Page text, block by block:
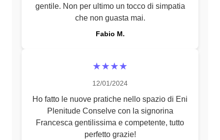
gentile. Non per ultimo un tocco di simpatia
che non guasta mai.
Fabio M.
★★★★
12/01/2024
Ho fatto le nuove pratiche nello spazio di Eni
Plenitude Conselve con la signorina
Francesca gentilissima e competente, tutto
perfetto grazie!